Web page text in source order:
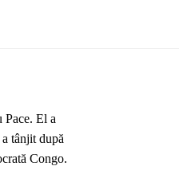
El a
tânjit după
Congo.